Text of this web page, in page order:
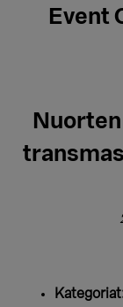
Event